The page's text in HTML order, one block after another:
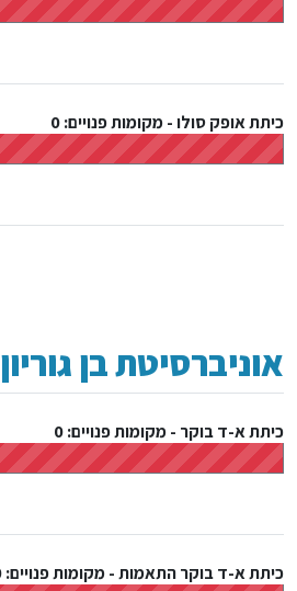
כיתת אופק סולו-מקומות פנויים: 0
אוניברסיטת בן גוריון
כיתת א-ד בוקר -מקומות פנויים: 0
כיתת א-ד בוקר התאמות-מקומות פנויים: 0